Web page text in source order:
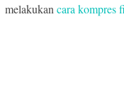
melakukan cara kompres